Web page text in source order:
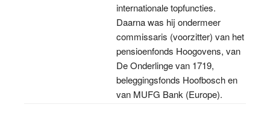
internationale topfuncties.
Daarna was hij ondermeer
commissaris (voorzitter) van het
pensioenfonds Hoogovens, van
De Onderlinge van 1719,
beleggingsfonds Hoofbosch en
van MUFG Bank (Europe).